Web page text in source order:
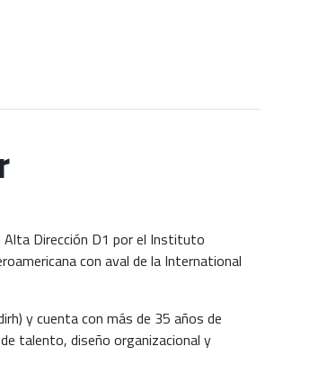
Alta Dirección D1 por el Instituto
con aval de la International
y cuenta con más de 35 años de
talento, diseño organizacional y